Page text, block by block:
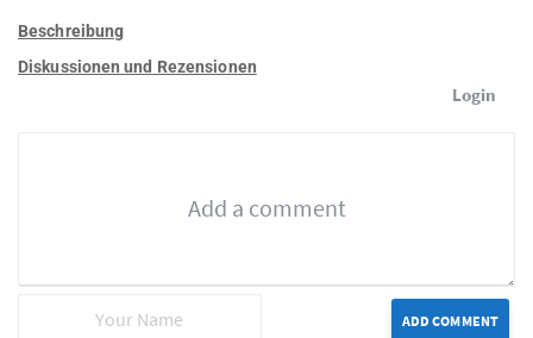
Beschreibung
Diskussionen und Rezensionen
Login
ADD COMMENT